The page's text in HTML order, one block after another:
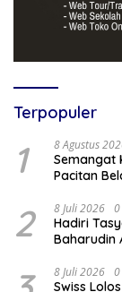
Terpopuler
1 8 Agustus
Semangat
Pacitan
2 8 Juli 2026
Hadiri
Baharudin
8 Juli 2026
Swiss